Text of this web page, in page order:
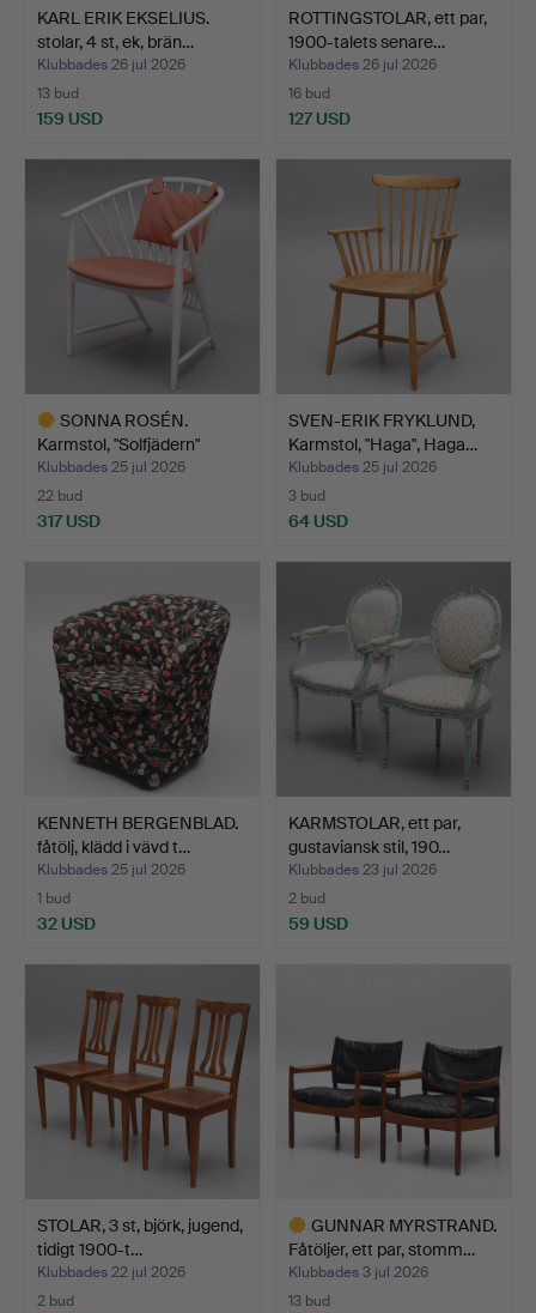
KARL ERIK EKSELIUS.
stolar, 4 st, ek, brän…
Klubbades 26 jul 2026
13 bud
159 USD
ROTTINGSTOLAR, ett par,
1900-talets senare…
Klubbades 26 jul 2026
16 bud
127 USD
SONNA ROSÉN.
Karmstol, "Solfjädern"
Nässjö…
Klubbades 25 jul 2026
22 bud
317 USD
SVEN-ERIK FRYKLUND,
Karmstol, "Haga", Haga…
Klubbades 25 jul 2026
3 bud
64 USD
KENNETH BERGENBLAD.
fåtölj, klädd i vävd t…
Klubbades 25 jul 2026
1 bud
32 USD
KARMSTOLAR, ett par,
gustaviansk stil, 190…
Klubbades 23 jul 2026
2 bud
59 USD
STOLAR, 3 st, björk, jugend,
tidigt 1900-t…
Klubbades 22 jul 2026
2 bud
GUNNAR MYRSTRAND.
Fåtöljer, ett par, stomm…
Klubbades 3 jul 2026
13 bud